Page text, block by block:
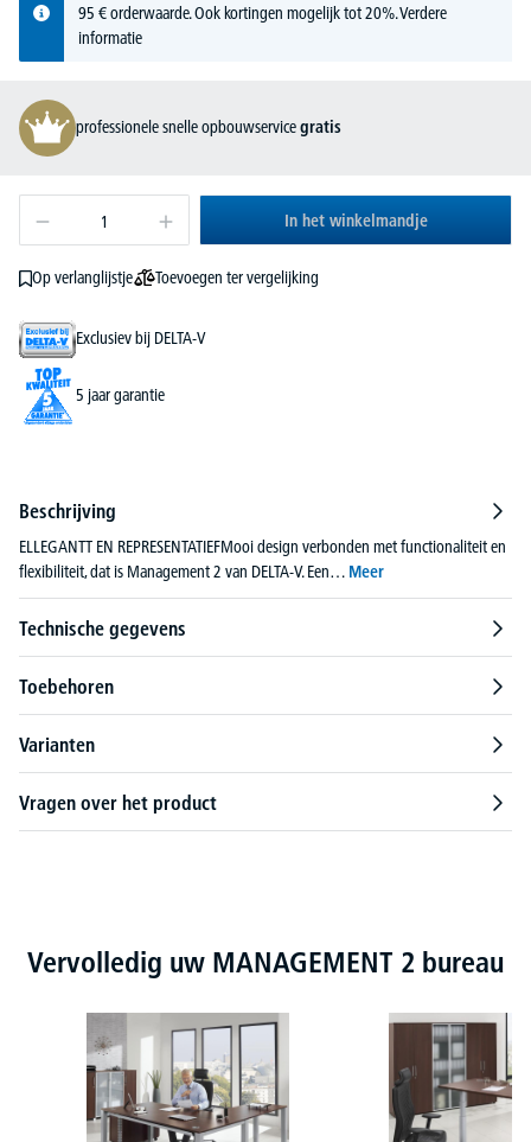
95 € orderwaarde. Ook kortingen mogelijk tot 20%.Verdere
informatie
professionele snelle opbouwservicegratis
In het winkelmandje
Op verlanglijstje Toevoegen ter vergelijking
Exclusiev bij DELTA-V
5 jaar garantie
Beschrijving
ELLEGANTT EN REPRESENTATIEFMooi design verbonden met functionaliteit en
flexibiliteit, dat is Management 2 van DELTA-V. Een… Meer
Technische gegevens
Toebehoren
Varianten
Vragen over het product
Productgalerij overslaan
Vervolledig uw MANAGEMENT 2 bureau